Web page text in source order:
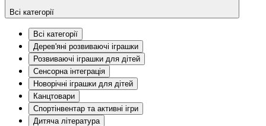
Всі категорії
Всі категорії
Дерев'яні розвиваючі іграшки
Розвиваючі іграшки для дітей
Сенсорна інтеграція
Новорічні іграшки для дітей
Канцтовари
Спортінвентар та активні ігри
Дитяча література